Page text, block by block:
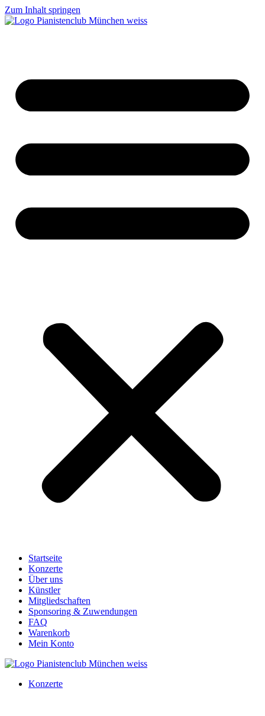
Zum Inhalt springen
Startseite
Konzerte
Über uns
Künstler
Mitgliedschaften
Sponsoring & Zuwendungen
FAQ
Warenkorb
Mein Konto
Konzerte